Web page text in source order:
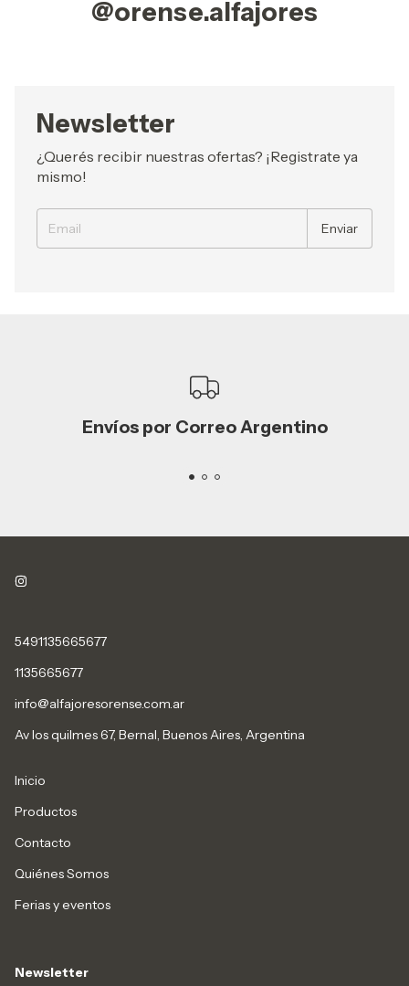
@orense.alfajores
Newsletter
¿Querés recibir nuestras ofertas? ¡Registrate ya
mismo!
Envíos por Correo Argentino
5491135665677
1135665677
info@alfajoresorense.com.ar
Av los quilmes 67, Bernal, Buenos Aires, Argentina
Inicio
Productos
Contacto
Quiénes Somos
Ferias y eventos
Newsletter